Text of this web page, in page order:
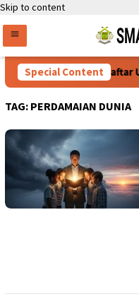
Skip to content
Special Content
Persyaratan Daftar
TAG: PERDAMAIAN DUNIA